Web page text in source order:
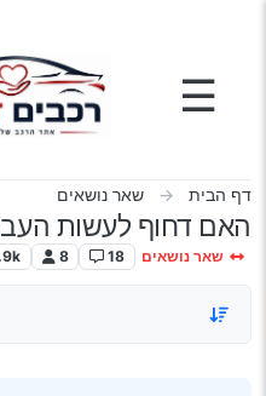
☰
דף הבית שאר נושאים
האם דחוף לעשות
שאר נושאים 18
8